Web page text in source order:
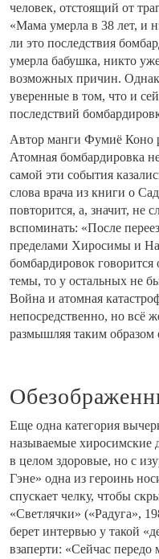
человек, отстоящий от
«Мама умерла в 38 лет, и
ли это последствия
умерла бабушка, никто
возможных причин.
уверенные в том, что и
последствий
Автор манги Фумиё Коно
Атомная бомбардировка
самой эти события
слова врача из книги о
повторится, а, значит, не
вспоминать: «После
пределами Хиросимы и
бомбардировок говорится
темы, то у остальных не
Война и атомная
непосредственно, но всё
размышляя таким образом
Еще одна категория
называемые хиросимские
в целом здоровые, но с
Гэне» одна из героинь
спускает челку, чтобы
«Светлячки» («Радуга»,
берет интервью у такой
взаперти: «Сейчас передо